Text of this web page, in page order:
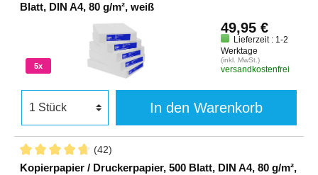
Blatt, DIN A4, 80 g/m², weiß
5x
49,95 €
Lieferzeit : 1-2
Werktage
(inkl. MwSt.)
versandkostenfrei
In den Warenkorb
(42)
Kopierpapier / Druckerpapier, 500 Blatt, DIN A4, 80 g/m²,